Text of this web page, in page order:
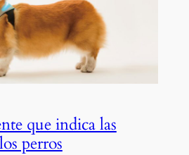
que indica las
perros